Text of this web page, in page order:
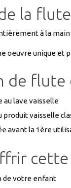
la flute
à la main
oeuvre unique
de flute
au lave vaisselle
produit vaisselle
avant la 1ère
de votre enfant